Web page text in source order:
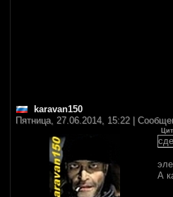
karavan150
Пятница, 27.06.2014, 15:22 |
А